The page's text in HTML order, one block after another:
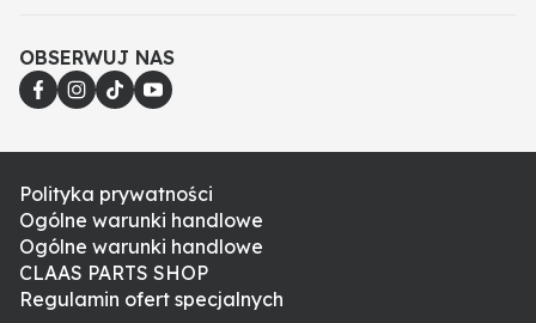
OBSERWUJ NAS
Polityka prywatności
Ogólne warunki handlowe
Ogólne warunki handlowe
CLAAS PARTS SHOP
Regulamin ofert specjalnych